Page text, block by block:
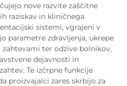
nove razvite zaščitne
raziskav in kliničnega
sistemi, vgrajeni v
parametre zdravljenja, ukrepe
ter odzive bolnikov,
dejavnosti in
Te izčrpne funkcije
proizvajalci zares skrbijo za